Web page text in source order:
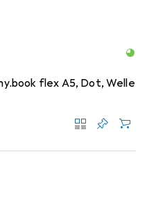
flex A5, Dot, Welle